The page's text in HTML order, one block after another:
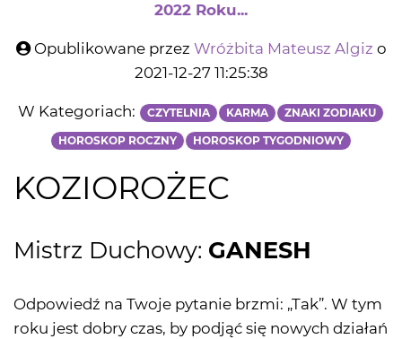
2022 Roku...
Opublikowane przez Wróżbita Mateusz Algiz o
2021-12-27 11:25:38
W Kategoriach: CZYTELNIA KARMA ZNAKI ZODIAKU
HOROSKOP ROCZNY HOROSKOP TYGODNIOWY
KOZIOROŻEC
Mistrz Duchowy: GANESH
Odpowiedź na Twoje pytanie brzmi: „Tak”. W tym
roku jest dobry czas, by podjąć się nowych działań